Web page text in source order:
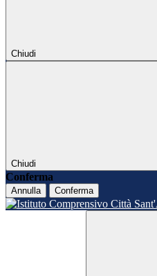
Chiudi
Chiudi
Conferma
Annulla Conferma